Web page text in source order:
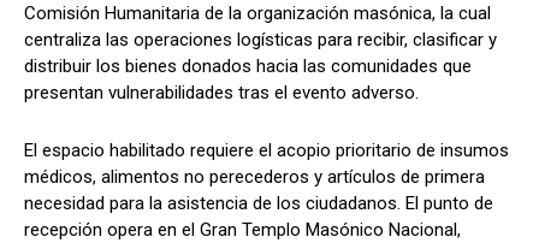
Comisión Humanitaria de la organización masónica, la cual
centraliza las operaciones logísticas para recibir, clasificar y
distribuir los bienes donados hacia las comunidades que
presentan vulnerabilidades tras el evento adverso.
El espacio habilitado requiere el acopio prioritario de insumos
médicos, alimentos no perecederos y artículos de primera
necesidad para la asistencia de los ciudadanos. El punto de
recepción opera en el Gran Templo Masónico Nacional,